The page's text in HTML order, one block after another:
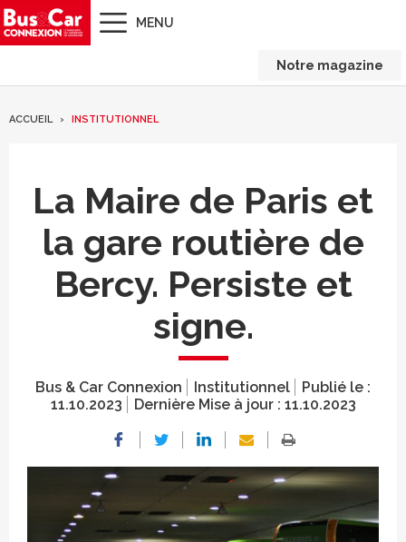
MENU
Notre magazine
ACCUEIL INSTITUTIONNEL
La Maire de Paris et
la gare routière de
Bercy. Persiste et
signe.
Bus & Car Connexion Institutionnel
Publié le :
11.10.2023
Dernière Mise à jour : 11.10.2023